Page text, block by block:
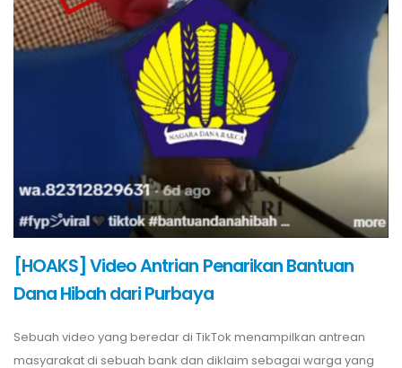
[HOAKS] Video Antrian Penarikan Bantuan
Dana Hibah dari Purbaya
Sebuah video yang beredar di TikTok menampilkan antrean
masyarakat di sebuah bank dan diklaim sebagai warga yang